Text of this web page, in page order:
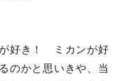
好き！ ミカンが好
のかと思いきや、当